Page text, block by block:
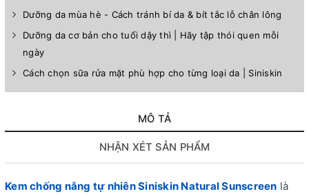
Dưỡng da mùa hè - Cách tránh bí da & bít tắc lỗ chân lông
Dưỡng da cơ bản cho tuổi dậy thì | Hãy tập thói quen mỗi
ngày
Cách chọn sữa rửa mặt phù hợp cho từng loại da | Siniskin
MÔ TẢ
NHẬN XÉT SẢN PHẨM
Kem chống nắng tự nhiên Siniskin Natural Sunscreen là